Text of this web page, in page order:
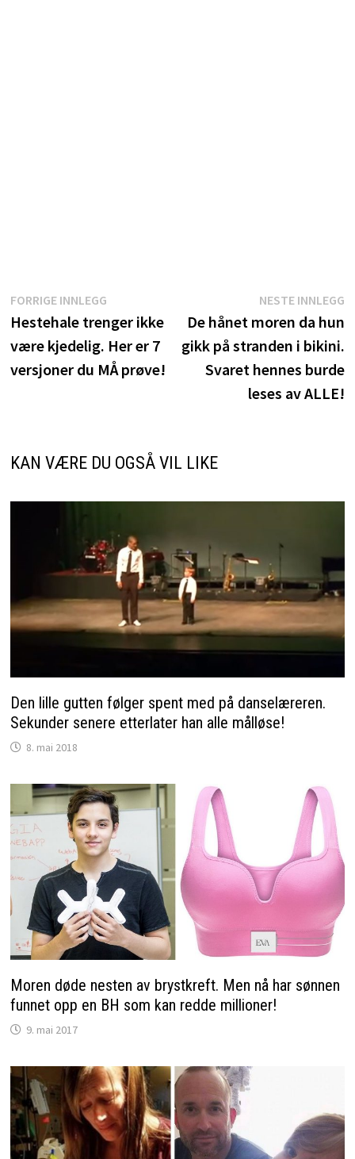
Innleggsnavigasjon
FORRIGE INNLEGGForrige
innlegg:
Hestehale trenger ikke
være kjedelig. Her er 7
versjoner du MÅ prøve!
NESTE INNLEGG
De hånet moren da hun
gikk på stranden i bikini.
Svaret hennes burde
leses av ALLE!
KAN VÆRE DU OGSÅ VIL LIKE
Den lille gutten følger spent med på danselæreren.
Sekunder senere etterlater han alle målløse!
8. mai 2018
Moren døde nesten av brystkreft. Men nå har sønnen
funnet opp en BH som kan redde millioner!
9. mai 2017